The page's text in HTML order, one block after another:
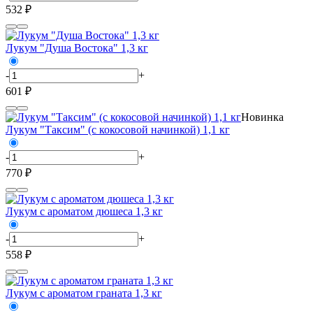
532 ₽
Лукум "Душа Востока" 1,3 кг
-
+
601 ₽
Новинка
Лукум "Таксим" (с кокосовой начинкой) 1,1 кг
-
+
770 ₽
Лукум с ароматом дюшеса 1,3 кг
-
+
558 ₽
Лукум с ароматом граната 1,3 кг